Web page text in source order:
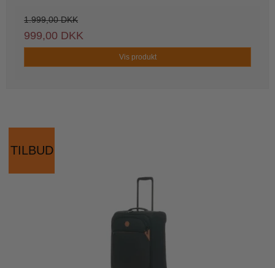
1.999,00 DKK
999,00 DKK
Vis produkt
TILBUD